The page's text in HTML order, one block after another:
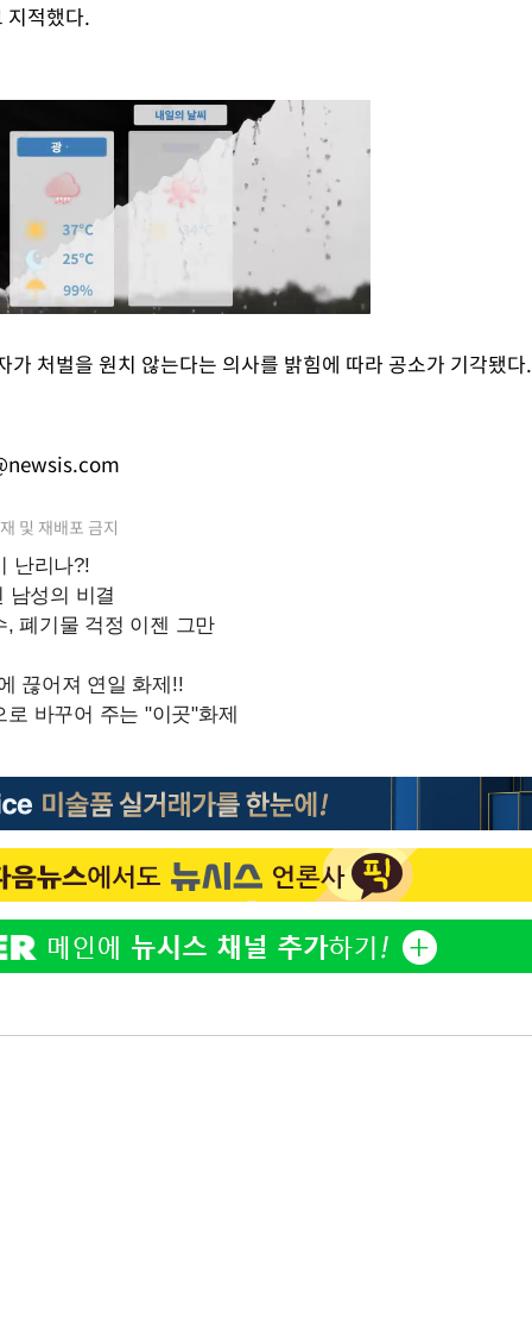
지적했다.
가 처벌을 원치 않는다는 의사를 밝힘에 따라 공소가 기각됐다.
및 재배포 금지